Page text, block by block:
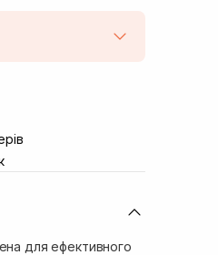
Немає в наявності!
для ефективного